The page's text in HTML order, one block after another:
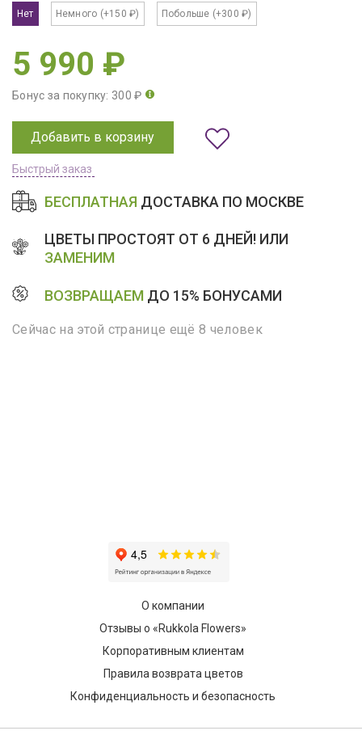
Нет Немного (+150 ₽) Побольше (+300 ₽)
5 990 ₽
Бонус за покупку: 300 ₽
Добавить в корзину
Быстрый заказ
БЕСПЛАТНАЯ ДОСТАВКА ПО МОСКВЕ
ЦВЕТЫ ПРОСТОЯТ ОТ 6 ДНЕЙ! ИЛИ
ЗАМЕНИМ
ВОЗВРАЩАЕМ ДО 15% БОНУСАМИ
Сейчас на этой странице ещё 8 человек
О компании
Отзывы о «Rukkola Flowers»
Корпоративным клиентам
Правила возврата цветов
Конфиденциальность и безопасность